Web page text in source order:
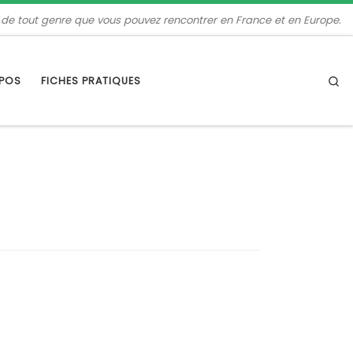
tout genre que vous pouvez rencontrer en France et en Europe.
FICHES PRATIQUES